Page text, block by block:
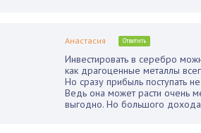
Анастасия Ответить
Инвестировать в серебро
как драгоценные металлы
Но сразу прибыль поступать
Ведь она может расти очень
выгодно. Но большого